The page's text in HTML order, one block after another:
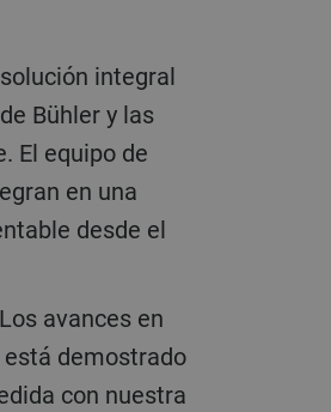
Bühler y las
El equipo de
en una
desde el
demostrado
con nuestra